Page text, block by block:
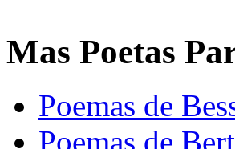
Mas Poetas
Poemas de
Poemas de